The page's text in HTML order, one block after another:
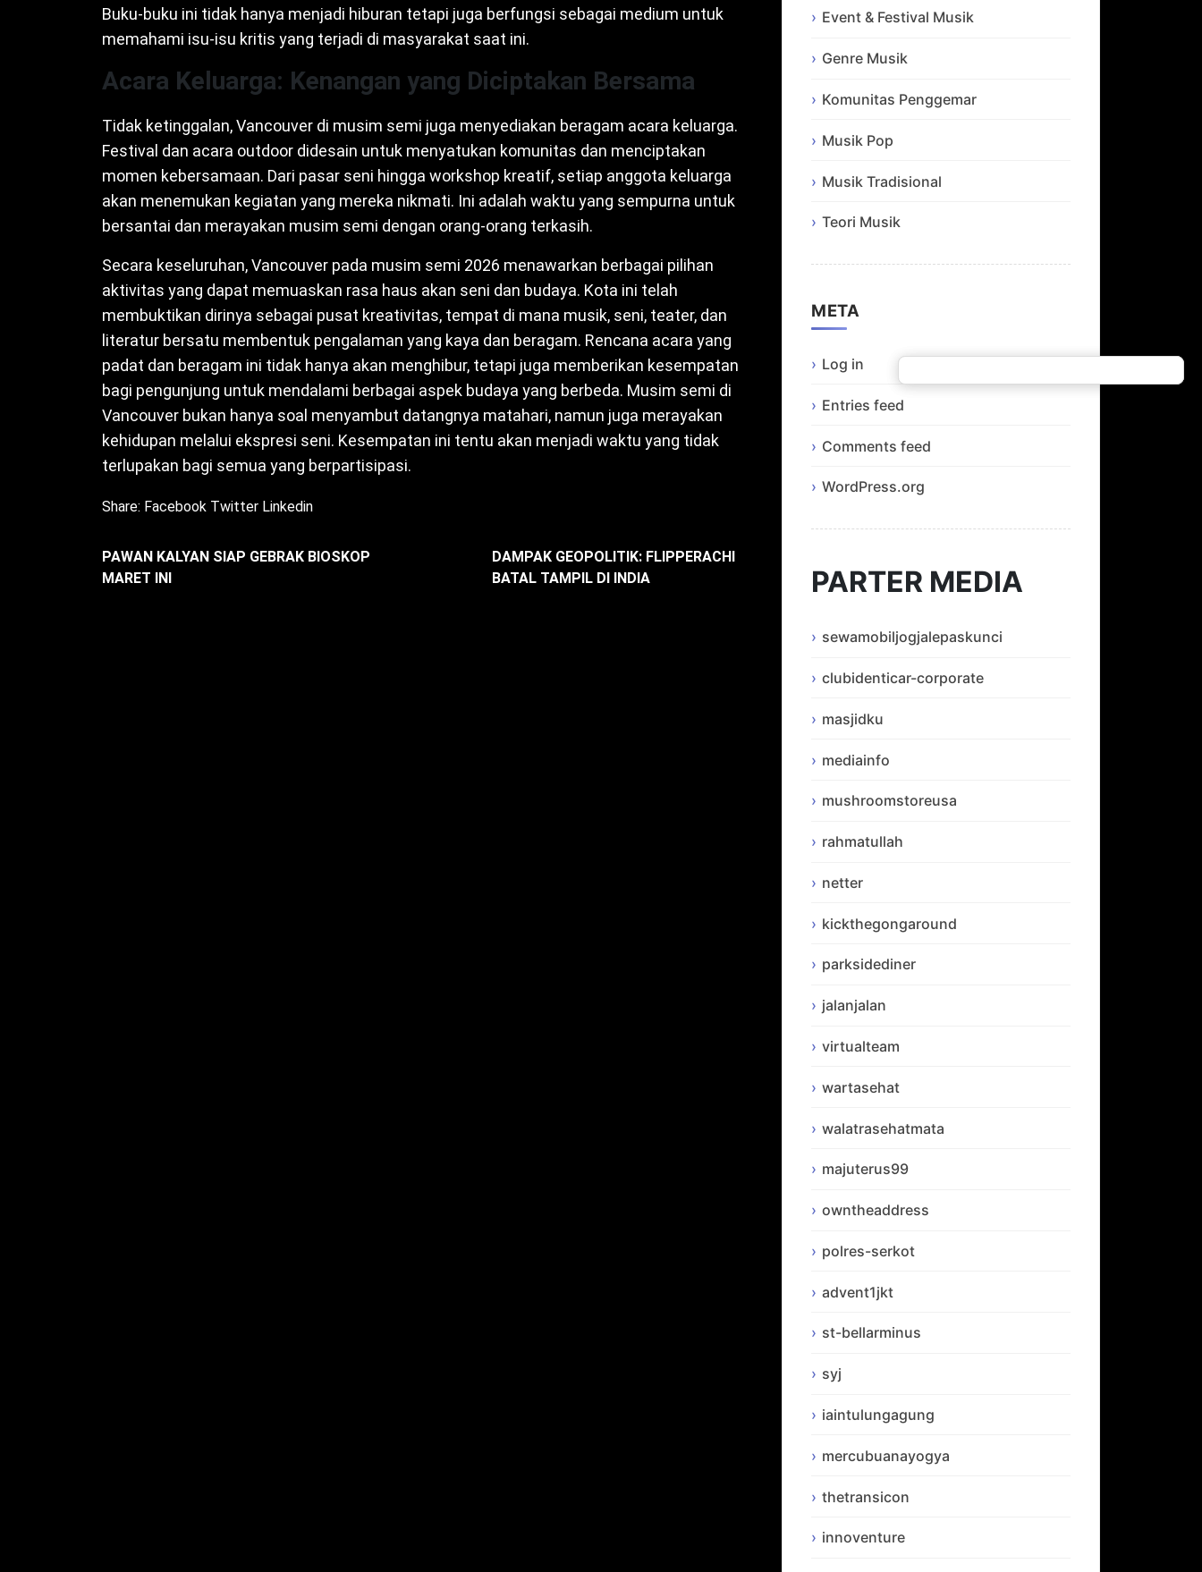
Buku-buku ini tidak hanya menjadi hiburan tetapi juga berfungsi sebagai medium untuk
memahami isu-isu kritis yang terjadi di masyarakat saat ini.
Acara Keluarga: Kenangan yang Diciptakan Bersama
Tidak ketinggalan, Vancouver di musim semi juga menyediakan beragam acara keluarga.
Festival dan acara outdoor didesain untuk menyatukan komunitas dan menciptakan
momen kebersamaan. Dari pasar seni hingga workshop kreatif, setiap anggota keluarga
akan menemukan kegiatan yang mereka nikmati. Ini adalah waktu yang sempurna untuk
bersantai dan merayakan musim semi dengan orang-orang terkasih.
Secara keseluruhan, Vancouver pada musim semi 2026 menawarkan berbagai pilihan
aktivitas yang dapat memuaskan rasa haus akan seni dan budaya. Kota ini telah
membuktikan dirinya sebagai pusat kreativitas, tempat di mana musik, seni, teater, dan
literatur bersatu membentuk pengalaman yang kaya dan beragam. Rencana acara yang
padat dan beragam ini tidak hanya akan menghibur, tetapi juga memberikan kesempatan
bagi pengunjung untuk mendalami berbagai aspek budaya yang berbeda. Musim semi di
Vancouver bukan hanya soal menyambut datangnya matahari, namun juga merayakan
kehidupan melalui ekspresi seni. Kesempatan ini tentu akan menjadi waktu yang tidak
terlupakan bagi semua yang berpartisipasi.
Share: Facebook Twitter Linkedin
PAWAN KALYAN SIAP GEBRAK BIOSKOP
MARET INI
DAMPAK GEOPOLITIK: FLIPPERACHI
BATAL TAMPIL DI INDIA
Event & Festival Musik
Genre Musik
Komunitas Penggemar
Musik Pop
Musik Tradisional
Teori Musik
META
Log in
Entries feed
Comments feed
WordPress.org
PARTER MEDIA
sewamobiljogjalepaskunci
clubidenticar-corporate
masjidku
mediainfo
mushroomstoreusa
rahmatullah
netter
kickthegongaround
parksidediner
jalanjalan
virtualteam
wartasehat
walatrasehatmata
majuterus99
owntheaddress
polres-serkot
advent1jkt
st-bellarminus
syj
iaintulungagung
mercubuanayogya
thetransicon
innoventure